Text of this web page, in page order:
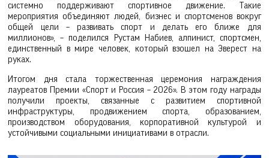
системно поддерживают спортивное движение. Такие
мероприятия объединяют людей, бизнес и спортсменов вокруг
общей цели – развивать спорт и делать его ближе для
миллионов», – поделился Рустам Набиев, алпинист, спортсмен,
единственный в мире человек, который взошел на Эверест на
руках.
Итогом дня стала торжественная церемония награждения
лауреатов Премии «Спорт и Россия – 2026». В этом году награды
получили проекты, связанные с развитием спортивной
инфраструктуры, продвижением спорта, образованием,
производством оборудования, корпоративной культурой и
устойчивыми социальными инициативами в отрасли.